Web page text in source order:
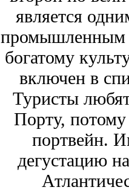
является
промышленным
богатому
включен в
Туристы
Порту,
портвейн.
дегустацию